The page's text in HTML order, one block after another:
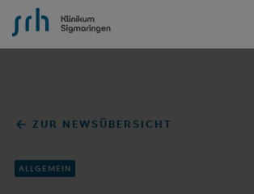
SRH Klinikum Sigmaringen
ZUR NEWSÜBERSICHT
ALLGEMEIN